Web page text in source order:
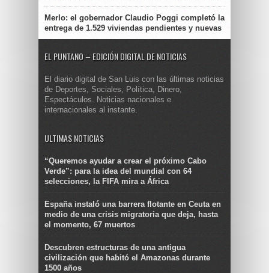
Merlo: el gobernador Claudio Poggi completó la
entrega de 1.529 viviendas pendientes y nuevas
EL PUNTANO – EDICIÓN DIGITAL DE NOTICIAS
El diario digital de San Luis con las últimas noticias
de Deportes, Sociales, Política, Dinero,
Espectáculos. Noticias nacionales e
internacionales al instante.
ULTIMAS NOTICIAS
“Queremos ayudar a crear el próximo Cabo
Verde”: para la idea del mundial con 64
selecciones, la FIFA mira a África
España instaló una barrera flotante en Ceuta en
medio de una crisis migratoria que deja, hasta
el momento, 67 muertos
Descubren estructuras de una antigua
civilización que habitó el Amazonas durante
1500 años